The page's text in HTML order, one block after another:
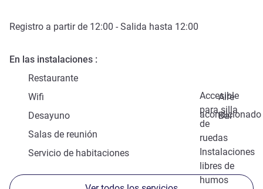
Registro a partir de 12:00 - Salida hasta 12:00
En las instalaciones
Restaurante
Accesible
para silla
de
ruedas
Wifi
Aire
acondicionado
Desayuno
Bar
Salas de reunión
Instalaciones
libres de
humos
Servicio de habitaciones